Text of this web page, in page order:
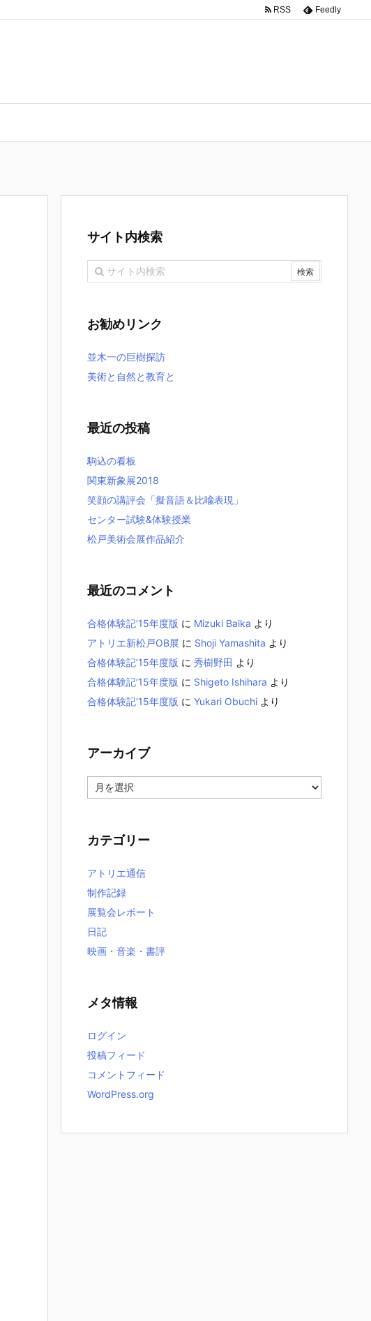
RSS Feedly
サイト内検索
お勧めリンク
並木一の巨樹探訪
美術と自然と教育と
最近の投稿
駒込の看板
関東新象展2018
笑顔の講評会「擬音語＆比喩表現」
センター試験&体験授業
松戸美術会展作品紹介
最近のコメント
合格体験記’15年度版 に Mizuki Baika より
アトリエ新松戸OB展 に Shoji Yamashita より
合格体験記’15年度版 に 秀樹野田 より
合格体験記’15年度版 に Shigeto Ishihara より
合格体験記’15年度版 に Yukari Obuchi より
アーカイブ
ー
ブ
カテゴリー
アトリエ通信
制作記録
展覧会レポート
日記
映画・音楽・書評
メタ情報
ログイン
投稿フィード
コメントフィード
WordPress.org